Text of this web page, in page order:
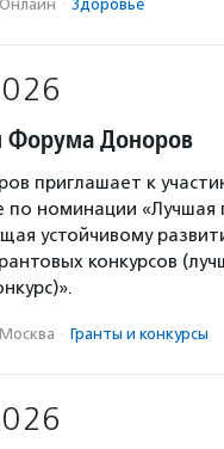
Онлайн · Здоровье
Форума Доноров
приглашает к
по номинации «Лучшая
устойчивому
конкурсов
Москва · Гранты и конкурсы